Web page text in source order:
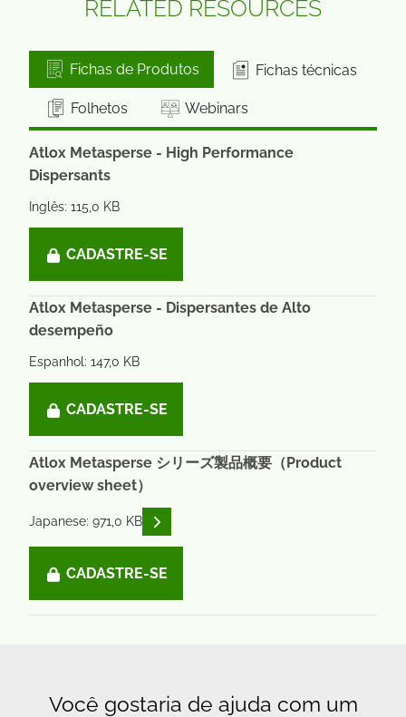
RELATED RESOURCES
Fichas de Produtos Fichas técnicas
Folhetos Webinars
Atlox Metasperse - High Performance
Dispersants
Inglês: 115,0 KB
CADASTRE-SE
Atlox Metasperse - Dispersantes de Alto
desempeño
Espanhol: 147,0 KB
CADASTRE-SE
Atlox Metasperse シリーズ製品概要（Product
overview sheet）
Japanese: 971,0 KB READ DESCRIPTIONS
CADASTRE-SE
Você gostaria de ajuda com um